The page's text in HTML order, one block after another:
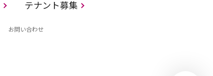
テナント募集
お問い合わせ